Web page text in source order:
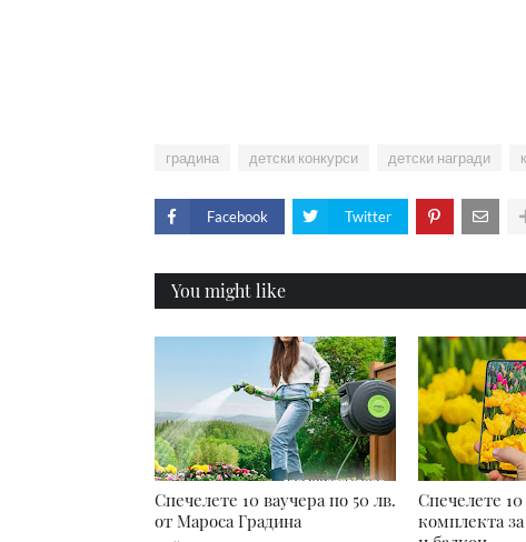
градина детски конкурси детски награди
Facebook Twitter
You might like
Спечелете 10 ваучера по 50 лв.
от Мароса Градина
Спечелете
комплекта